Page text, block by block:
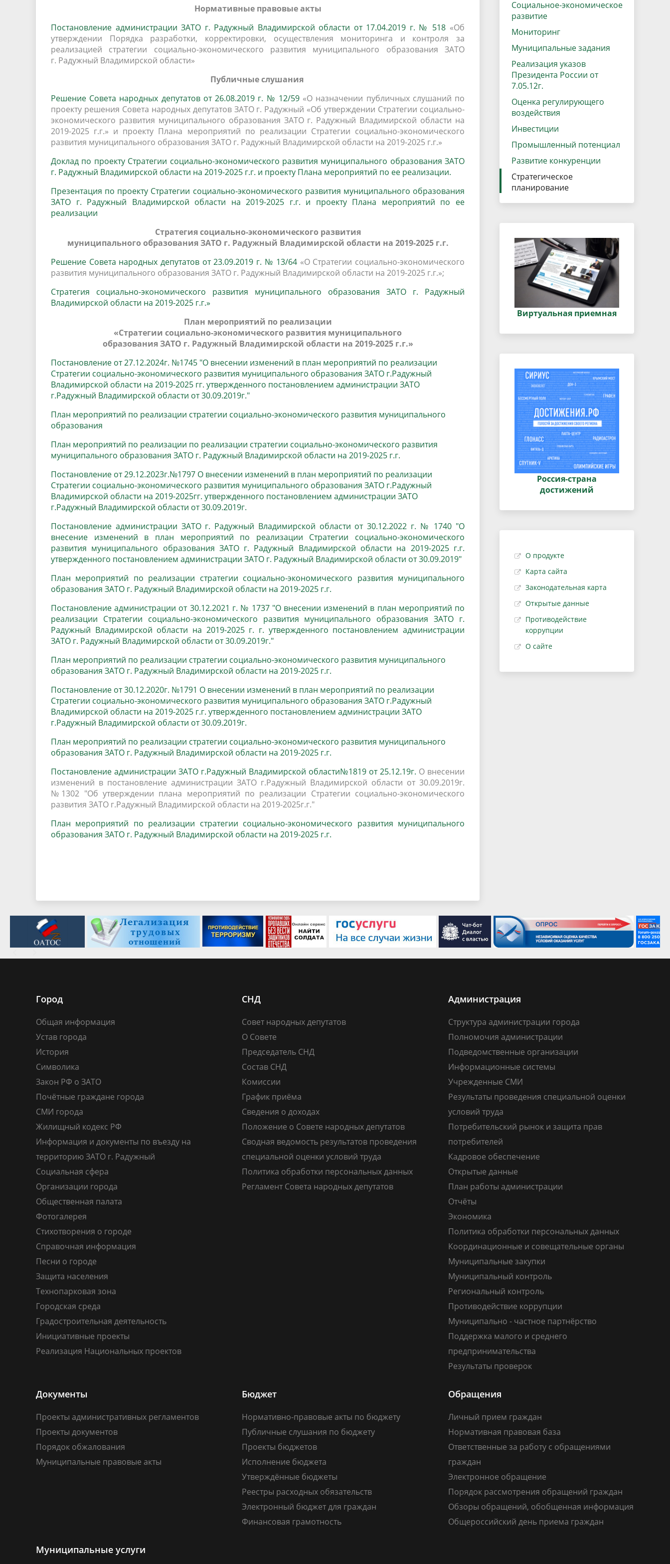
Защита населения
Городская среда
Градостроительная деятельность
Инициативные проекты Реализация Национальных проектов
Координационные и совещательные
органы
Муниципальные закупки Муниципальный контроль
Противодействие коррупции
Муниципально - частное
Поддержка малого и среднего
предпринимательства
Нормативные правовые акты
Постановление администрации ЗАТО г. Радужный Владимирской области от 17.04.2019 г. № 518 «Об
утверждении Порядка разработки, корректировки, осуществления мониторинга и контроля за
реализацией стратегии социально-экономического развития муниципального образования ЗАТО
г. Радужный Владимирской области»
Публичные слушания
Решение Совета народных депутатов от 26.08.2019 г. № 12/59«О назначении публичных слушаний по
проекту решения Совета народных депутатов ЗАТО г. Радужный «Об утверждении Стратегии социально-
экономического развития муниципального образования ЗАТО г. Радужный Владимирской области на
2019-2025 г.г.» и проекту Плана мероприятий по реализации Стратегии социально-экономического
развития муниципального образования ЗАТО г. Радужный Владимирской области на 2019-2025 г.г.»
Доклад по проекту Стратегии социально-экономического развития муниципального образования ЗАТО
г. Радужный Владимирской области на 2019-2025 г.г. и проекту Плана мероприятий по ее реализации.
Презентация по проекту Стратегии социально-экономического развития муниципального образования
ЗАТО г. Радужный Владимирской области на 2019-2025 г.г. и проекту Плана мероприятий по ее
реализации
Стратегия социально-экономического развития
муниципального образования ЗАТО г. Радужный Владимирской области на 2019-2025 г.г.
Решение Совета народных депутатов от 23.09.2019 г. № 13/64 «О Стратегии социально-экономического
развития муниципального образования ЗАТО г. Радужный Владимирской области на 2019-2025 г.г.»;
Стратегия социально-экономического развития муниципального образования ЗАТО г. Радужный
Владимирской области на 2019-2025 г.г.»
План мероприятий по реализации
«Стратегии социально-экономического развития муниципального
образования ЗАТО г. Радужный Владимирской области на 2019-2025 г.г.»
Постановление от 27.12.2024г. №1745 "О внесении изменений в план мероприятий по реализации
Стратегии социально-экономического развития муниципального образования ЗАТО г.Радужный
Владимирской области на 2019-2025 гг. утвержденного постановлением администрации ЗАТО
г.Радужный Владимирской области от 30.09.2019г."
План мероприятий по реализации стратегии социально-экономического развития муниципального
образования
План мероприятий по реализации по реализации стратегии социально-экономического развития
муниципального образования ЗАТО г. Радужный Владимирской области на 2019-2025 г.г.
Постановление от 29.12.2023г.№1797 О внесении изменений в план мероприятий по реализации
Стратегии социально-экономического развития муниципального образования ЗАТО г.Радужный
Владимирской области на 2019-2025гг. утвержденного постановлением администрации ЗАТО
г.Радужный Владимирской области от 30.09.2019г.
Постановление администрации ЗАТО г. Радужный Владимирской области от 30.12.2022 г. № 1740 "О
внесение изменений в план мероприятий по реализации Стратегии социально-экономического
развития муниципального образования ЗАТО г. Радужный Владимирской области на 2019-2025 г.г.
утвержденного постановлением администрации ЗАТО г. Радужный Владимирской области от 30.09.2019"
План мероприятий по реализации стратегии социально-экономического развития муниципального
образования ЗАТО г. Радужный Владимирской области на 2019-2025 г.г.
Постановление администрации от 30.12.2021 г. № 1737 "О внесении изменений в план мероприятий по
реализации Стратегии социально-экономического развития муниципального образования ЗАТО г.
Радужный Владимирской области на 2019-2025 г. г. утвержденного постановлением администрации
ЗАТО г. Радужный Владимирской области от 30.09.2019г."
План мероприятий по реализации стратегии социально-экономического развития муниципального
образования ЗАТО г. Радужный Владимирской области на 2019-2025 г.г.
Постановление от 30.12.2020г. №1791 О внесении изменений в план мероприятий по реализации
Стратегии социально-экономического развития муниципального образования ЗАТО г.Радужный
Владимирской области на 2019-2025 г.г. утвержденного постановлением администрации ЗАТО
г.Радужный Владимирской области от 30.09.2019г.
План мероприятий по реализации стратегии социально-экономического развития муниципального
образования ЗАТО г. Радужный Владимирской области на 2019-2025 г.г.
Постановление администрации ЗАТО г.Радужный Владимирской области№1819 от 25.12.19г. О внесении
изменений в постановление администрации ЗАТО г.Радужный Владимирской области от 30.09.2019г.
№1302 "Об утверждении плана мероприятий по реализации Стратегии социально-экономического
развития ЗАТО г.Радужный Владимирской области на 2019-2025г.г."
План мероприятий по реализации стратегии социально-экономического развития муниципального
образования ЗАТО г. Радужный Владимирской области на 2019-2025 г.г.
Социальное-экономическое
развитие
Мониторинг
Муниципальные задания
Реализация указов
Президента России от
7.05.12г.
Оценка регулирующего
воздействия
Инвестиции
Промышленный потенциал
Развитие конкуренции
Стратегическое
планирование
Виртуальная приемная
Россия-страна
достижений
О продукте
Карта сайта
Законодательная карта
Открытые данные
Противодействие
коррупции
О сайте
Город
Общая информация
Устав города
История
Символика
Закон РФ о ЗАТО
Почётные граждане города
СМИ города
Жилищный кодекс РФ
Информация и документы по въезду на
территорию ЗАТО г. Радужный
Социальная сфера
Организации города
Общественная палата
Фотогалерея
Стихотворения о городе
Справочная информация
Песни о городе
Защита населения
Технопарковая зона
Городская среда
Градостроительная деятельность
Инициативные проекты
Реализация Национальных проектов
СНД
Совет народных депутатов
О Совете
Председатель СНД
Состав СНД
Комиссии
График приёма
Сведения о доходах
Положение о Совете народных депутатов
Сводная ведомость результатов проведения
специальной оценки условий труда
Политика обработки персональных данных
Регламент Совета народных депутатов
Администрация
Структура администрации города
Полномочия администрации
Подведомственные организации
Информационные системы
Учрежденные СМИ
Результаты проведения специальной оценки
условий труда
Потребительский рынок и защита прав
потребителей
Кадровое обеспечение
Открытые данные
План работы администрации
Отчёты
Экономика
Политика обработки персональных данных
Координационные и совещательные органы
Муниципальные закупки
Муниципальный контроль
Региональный контроль
Противодействие коррупции
Муниципально - частное партнёрство
Поддержка малого и среднего
предпринимательства
Результаты проверок
Документы
Проекты административных регламентов
Проекты документов
Порядок обжалования
Муниципальные правовые акты
Бюджет
Нормативно-правовые акты по бюджету
Публичные слушания по бюджету
Проекты бюджетов
Исполнение бюджета
Утверждённые бюджеты
Реестры расходных обязательств
Электронный бюджет для граждан
Финансовая грамотность
Обращения
Личный прием граждан
Нормативная правовая база
Ответственные за работу с обращениями
граждан
Электронное обращение
Порядок рассмотрения обращений граждан
Обзоры обращений, обобщенная информация
Общероссийский день приема граждан
Муниципальные услуги